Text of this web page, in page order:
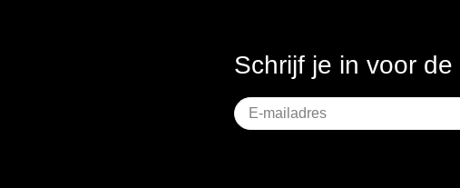
Schrijf je in voor de
Geen
titel